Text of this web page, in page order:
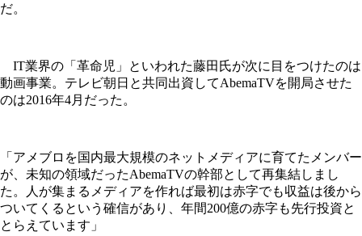
だ。
IT業界の「革命児」といわれた藤田氏が次に目をつけたのは
動画事業。テレビ朝日と共同出資してAbemaTVを開局させた
のは2016年4月だった。
「アメブロを国内最大規模のネットメディアに育てたメンバー
が、未知の領域だったAbemaTVの幹部として再集結しまし
た。人が集まるメディアを作れば最初は赤字でも収益は後から
ついてくるという確信があり、年間200億の赤字も先行投資と
とらえています」